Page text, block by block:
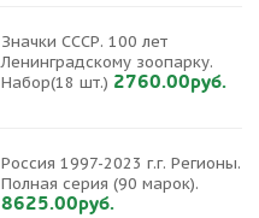
Значки СССР. 100 лет
Ленинградскому зоопарку.
Набор(18 шт.) 2760.00руб.
Россия 1997-2023 г.г. Регионы.
Полная серия (90 марок).
8625.00руб.